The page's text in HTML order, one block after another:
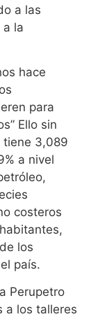
a las
a la
hace
para
Ello sin
tiene 3,089
a nivel
costeros
los
país.
Perupetro
a los talleres